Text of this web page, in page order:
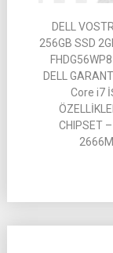
DELL
256GB SSD
DELL
Core i7
CHIPSET